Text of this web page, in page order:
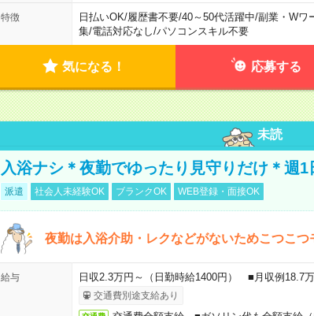
特徴 日払いOK/履歴書不要/40～50代活躍中/副業・Wワ
集/電話対応なし/パソコンスキル不要
気になる！ 応募する
未読
入浴ナシ＊夜勤でゆったり見守りだけ＊週
派遣 社会人未経験OK ブランクOK WEB登録・面接OK
夜勤は入浴介助・レクなどがないためこつこ
給与 日収2.3万円～（日勤時給1400円） ■月収例18.7万
交通費別途支給あり